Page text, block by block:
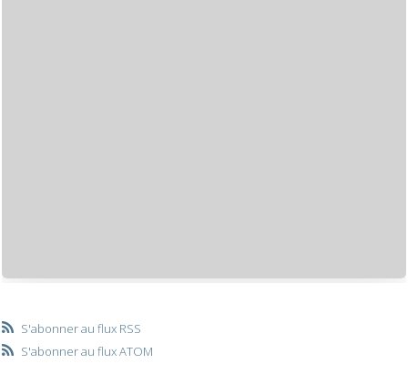
S'abonner au flux RSS
S'abonner au flux ATOM